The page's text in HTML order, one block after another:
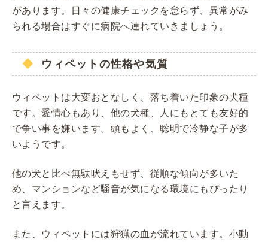
があります。日々の健康チェックを怠らず、異常がみ
られる場合はすぐに病院へ連れていきましょう。
ウィペットの性格や気質
ウィペットは大変おとなしく、落ち着いた印象の犬種
です。愛情心もあり、他の犬種、人にもとても友好的
で争い事を嫌います。頭もよく、聡明で冷静な子が多
いようです。
他の犬と比べ無駄吠えもせず、従順な傾向が多いた
め、マンションなど騒音が気になる環境にもぴったり
と言えます。
また、ウィペットには狩猟の血が流れています。小動